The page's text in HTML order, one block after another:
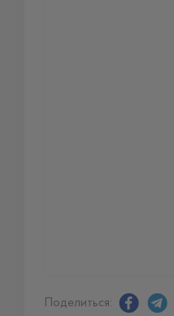
Поделиться: